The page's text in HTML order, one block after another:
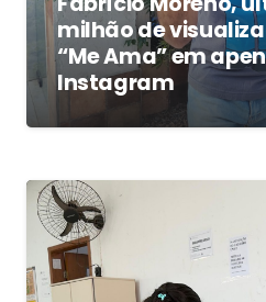
milhão de
“Me Ama” em
Instagram